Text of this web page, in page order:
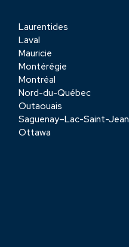
Laurentides
Laval
Mauricie
Montérégie
Montréal
Nord-du-Québec
Outaouais
Saguenay–Lac-Saint-Jean
Ottawa